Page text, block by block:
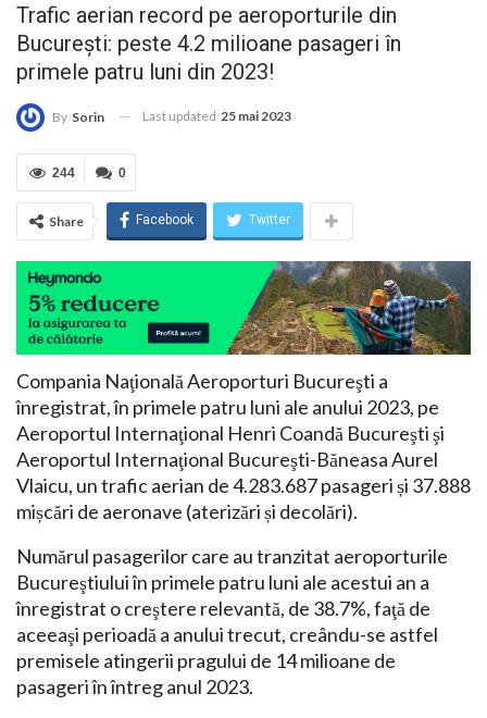
Trafic aerian record pe aeroporturile din
București: peste 4.2 milioane pasageri în
primele patru luni din 2023!
By Sorin Last updated 25 mai 2023
0
244
Share Facebook Twitter
Compania Naţională Aeroporturi Bucureşti a
înregistrat, în primele patru luni ale anului 2023, pe
Aeroportul Internaţional Henri Coandă Bucureşti şi
Aeroportul Internaţional Bucureşti-Băneasa Aurel
Vlaicu, un trafic aerian de 4.283.687 pasageri și 37.888
mișcări de aeronave (aterizări și decolări).
Numărul pasagerilor care au tranzitat aeroporturile
Bucureştiului în primele patru luni ale acestui an a
înregistrat o creştere relevantă, de 38.7%, faţă de
aceeaşi perioadă a anului trecut, creându-se astfel
premisele atingerii pragului de 14 milioane de
pasageri în întreg anul 2023.